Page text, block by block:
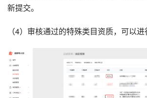
新提交。
（4）审核通过的特殊类目资质，可以进